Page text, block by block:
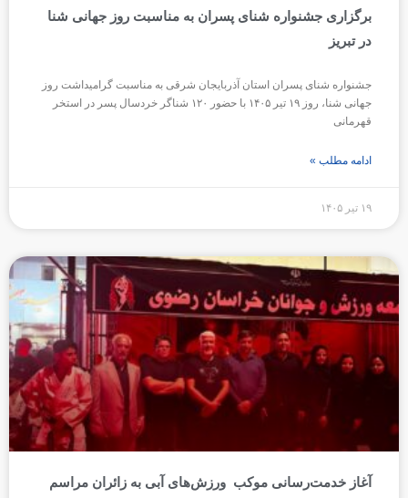
برگزاری جشنواره شنای پسران به مناسبت روز جهانی شنا
در تبریز
جشنواره شنای پسران استان آذربایجان شرقی به مناسبت گرامیداشت روز
جهانی شنا، روز ۱۹ تیر ۱۴۰۵ با حضور ۱۲۰ شناگر خردسال پسر در استخر
قهرمانی
ادامه مطلب »
۱۹ تیر ۱۴۰۵
آغاز خدمت‌رسانی موکب ورزش‌های آبی به زائران مراسم